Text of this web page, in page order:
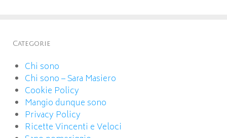
Categorie
Chi sono
Chi sono – Sara Masiero
Cookie Policy
Mangio dunque sono
Privacy Policy
Ricette Vincenti e Veloci